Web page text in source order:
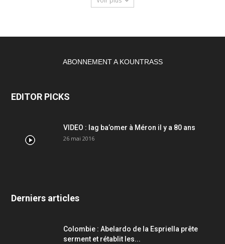
ABONNEMENT A KOUNTRASS
EDITOR PICKS
VIDEO : lag ba’omer à Méron il y a 80 ans
26 mai 2016
Derniers articles
Colombie : Abelardo de la Espriella prête
serment et rétablit les...